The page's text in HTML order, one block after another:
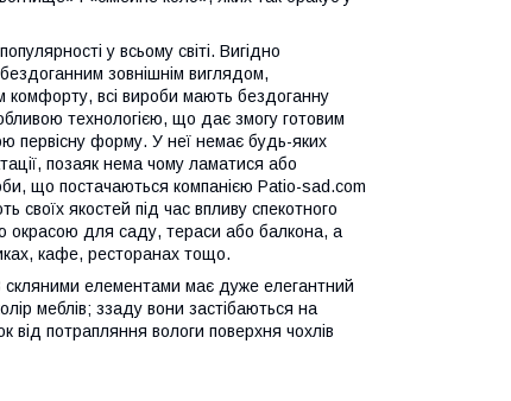
у всьому світі. Вигідно
зовнішнім виглядом,
комфорту, всі вироби мають бездоганну
технологією, що дає змогу готовим
первісну форму. У неї немає будь-яких
позаяк нема чому ламатися або
що постачаються компанією Patio-sad.com
своїх якостей під час впливу спекотного
окрасою для саду, тераси або балкона, а
кафе, ресторанах тощо.
скляними елементами має дуже елегантний
меблів; ззаду вони застібаються на
потрапляння вологи поверхня чохлів